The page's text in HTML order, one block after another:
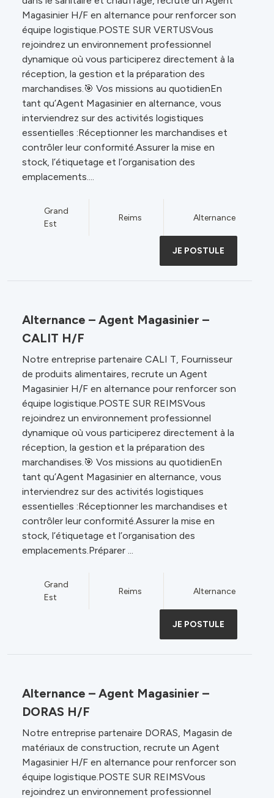
Magasinier H/F en alternance pour renforcer son
équipe logistique.POSTE SUR VERTUSVous
rejoindrez un environnement professionnel
dynamique où vous participerez directement à la
réception, la gestion et la préparation des
marchandises.🎯 Vos missions au quotidienEn
tant qu’Agent Magasinier en alternance, vous
interviendrez sur des activités logistiques
essentielles :Réceptionner les marchandises et
contrôler leur conformité.Assurer la mise en
stock, l’étiquetage et l’organisation des
emplacements....
Grand
Est
Reims Alternance
JE POSTULE
Alternance – Agent Magasinier –
CALIT H/F
Notre entreprise partenaire CALI T, Fournisseur
de produits alimentaires, recrute un Agent
Magasinier H/F en alternance pour renforcer son
équipe logistique.POSTE SUR REIMSVous
rejoindrez un environnement professionnel
dynamique où vous participerez directement à la
réception, la gestion et la préparation des
marchandises.🎯 Vos missions au quotidienEn
tant qu’Agent Magasinier en alternance, vous
interviendrez sur des activités logistiques
essentielles :Réceptionner les marchandises et
contrôler leur conformité.Assurer la mise en
stock, l’étiquetage et l’organisation des
emplacements.Préparer ...
Grand
Est
Reims Alternance
JE POSTULE
Alternance – Agent Magasinier –
DORAS H/F
Notre entreprise partenaire DORAS, Magasin de
matériaux de construction, recrute un Agent
Magasinier H/F en alternance pour renforcer son
équipe logistique.POSTE SUR REIMSVous
rejoindrez un environnement professionnel